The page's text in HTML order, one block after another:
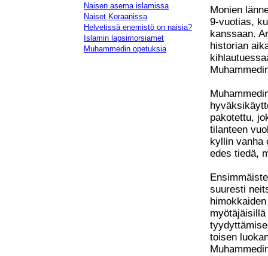
Naisen asema islamissa
Naiset Koraanissa
Helvetissä enemistö on naisia?
Islamin lapsimorsiamet
Muhammedin opetuksia
Monien
9-vuotias,
kanssaan.
historian
pakotettu,
tilanteen
kyllin vanha
edes tiedä,
suuresti
toisen